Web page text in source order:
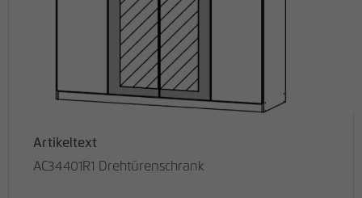
Artikeltext
AC34401R1 Drehtürenschrank